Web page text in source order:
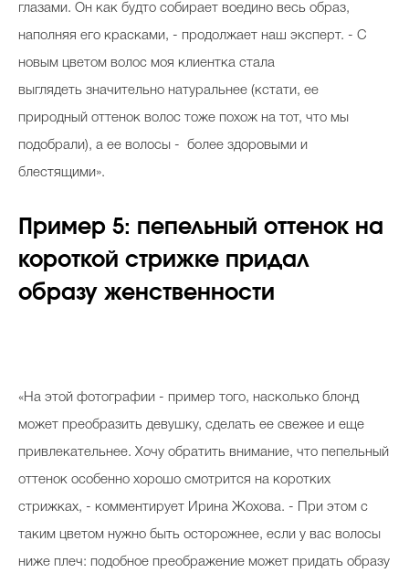
глазами. Он как будто собирает воедино весь образ,
наполняя его красками, - продолжает наш эксперт. - С
новым цветом волос моя клиентка стала
выглядеть значительно натуральнее (кстати, ее
природный оттенок волос тоже похож на тот, что мы
подобрали), а ее волосы - более здоровыми и
блестящими».
Пример 5: пепельный оттенок на
короткой стрижке придал
образу женственности
«На этой фотографии - пример того, насколько блонд
может преобразить девушку, сделать ее свежее и еще
привлекательнее. Хочу обратить внимание, что пепельный
оттенок особенно хорошо смотрится на коротких
стрижках, - комментирует Ирина Жохова. - При этом с
таким цветом нужно быть осторожнее, если у вас волосы
ниже плеч: подобное преображение может придать образу